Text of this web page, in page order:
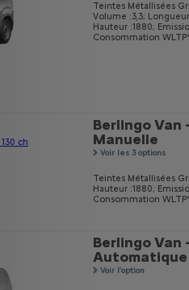
Teintes Métallisées
Volume :3,3;
Hauteur :1880;
Consommation
Berlingo Van
Manuelle
Voir les 3 options
Teintes Métallisées
Hauteur :1880;
Consommation
Berlingo Van
Automatique
Voir l'option